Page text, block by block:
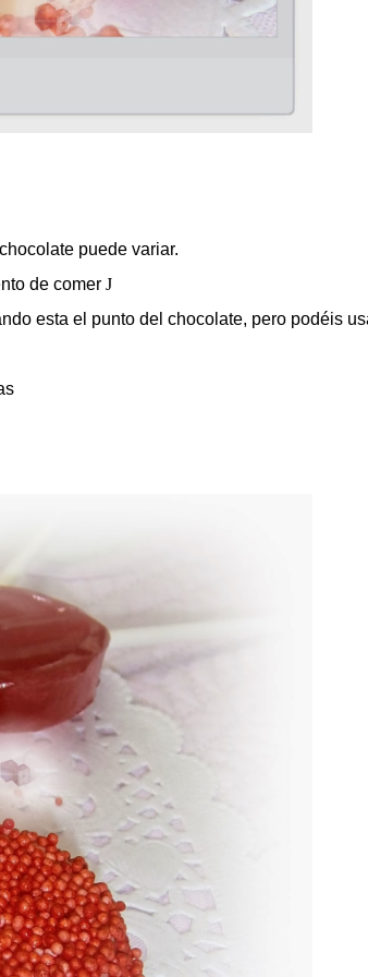
puede variar.
de comer J
esta el punto del chocolate, pero podéis